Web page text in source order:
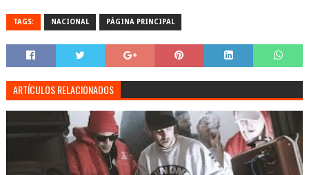
TAGS: NACIONAL PÁGINA PRINCIPAL
ARTÍCULOS RELACIONADOS